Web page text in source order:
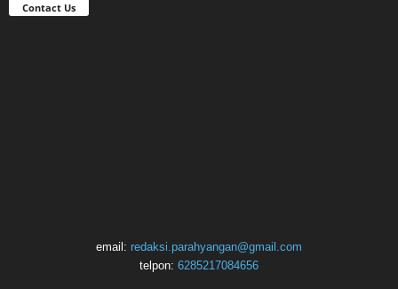
Contact Us
email: redaksi.parahyangan@gmail.com
telpon: 6285217084656